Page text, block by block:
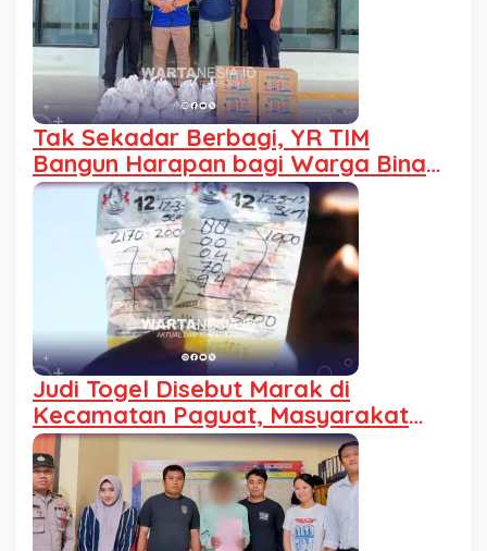
Tak Sekadar Berbagi, YR TIM
Bangun Harapan bagi Warga Binaan
Lapas Pohuwato
Judi Togel Disebut Marak di
Kecamatan Paguat, Masyarakat
Minta Polisi Bertindak